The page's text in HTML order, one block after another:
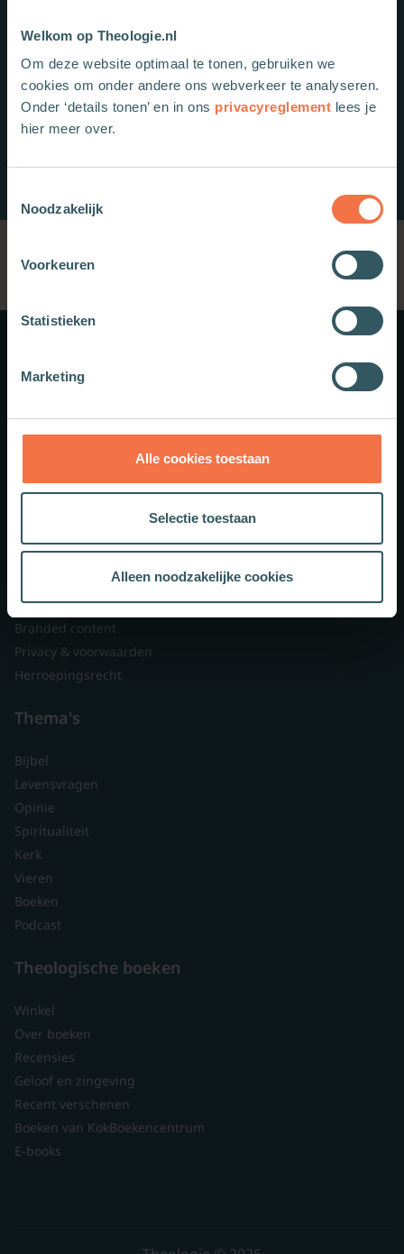
Welkom op Theologie.nl
Om deze website optimaal te tonen, gebruiken we
cookies om onder andere ons webverkeer te analyseren.
Onder ‘details tonen’ en in ons privacyreglement lees je
hier meer over.
Noodzakelijk
Voorkeuren
Statistieken
Marketing
Alle cookies toestaan
Selectie toestaan
Alleen noodzakelijke cookies
Nieuwsbrieven
Veelgestelde vragen
Contact
Branded content
Privacy & voorwaarden
Herroepingsrecht
Thema's
Bijbel
Levensvragen
Opinie
Spiritualiteit
Kerk
Vieren
Boeken
Podcast
Theologische boeken
Winkel
Over boeken
Recensies
Geloof en zingeving
Recent verschenen
Boeken van KokBoekencentrum
E-books